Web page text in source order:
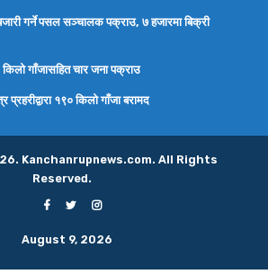
गर्ने पसल सञ्चालक पक्राउ, ७ हजारमा बिक्री
गाँजासहित चार जना पक्राउ
प्रहरीद्वारा १९० किलो गाँजा बरामद
Kanchanrupnews.com. All Rights
Reserved.
August 9, 2026